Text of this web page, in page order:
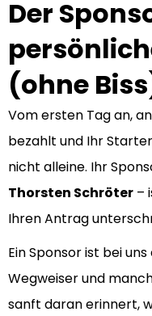
Der
(ohne
Vom ersten Tag an,
bezahlt und Ihr
nicht alleine. Ihr
Thorsten Schröter –
Ihren Antrag
Ein Sponsor ist bei
Wegweiser und
sanft daran erinnert,